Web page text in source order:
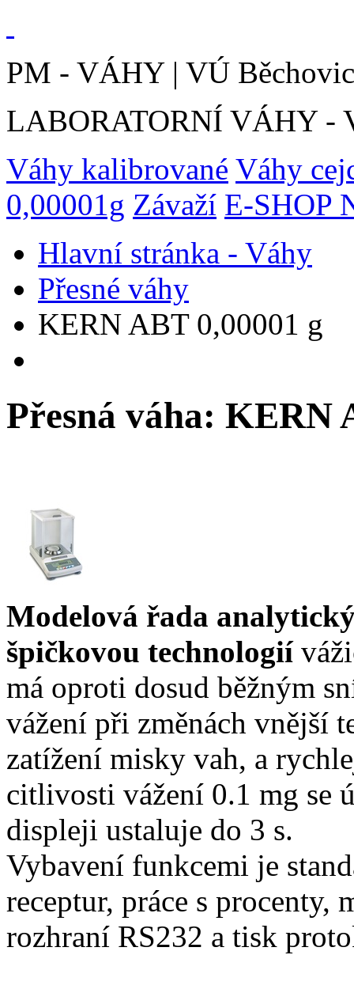
PM - VÁHY | VÚ
LABORATORNÍ VÁHY -
Váhy kalibrované Váhy
0,00001g Závaží E-SHOP
Hlavní stránka - Váhy
Přesné váhy
KERN ABT 0,00001 g
Přesná váha: KERN
Modelová řada
špičkovou technologií
má oproti dosud běžným
vážení při změnách vnější
zatížení misky vah, a
citlivosti vážení 0.1 mg se
displeji ustaluje do 3 s.
Vybavení funkcemi je
receptur, práce s procenty,
rozhraní RS232 a tisk